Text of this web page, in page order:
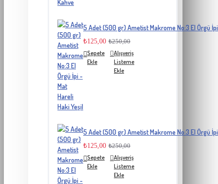
5 Adet (500 gr) Ametist Makrome No:3 El Örgü
₺125,00 ₺250,00
Sepete
Ekle
Alışveriş
Listeme
Ekle
5 Adet (500 gr) Ametist Makrome No:3 El Örgü
₺125,00 ₺250,00
Sepete
Ekle
Alışveriş
Listeme
Ekle